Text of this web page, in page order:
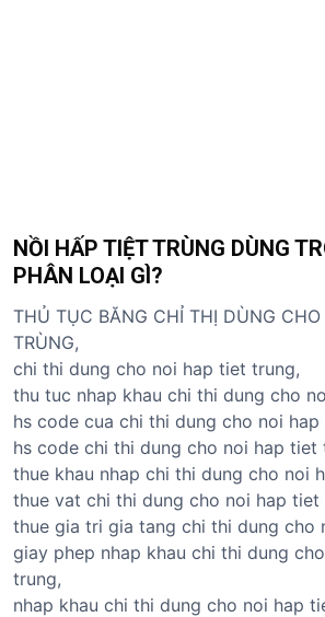
NỒI HẤP TIỆT TRÙNG DÙNG
PHÂN LOẠI GÌ?
THỦ TỤC BĂNG CHỈ THỊ DÙNG
TRÙNG,
chi thi dung cho noi hap tiet trung,
thu tuc nhap khau chi thi dung cho
hs code cua chi thi dung cho noi
hs code chi thi dung cho noi hap tiet
thue khau nhap chi thi dung cho noi
thue vat chi thi dung cho noi hap tiet
thue gia tri gia tang chi thi dung cho
giay phep nhap khau chi thi dung
trung,
nhap khau chi thi dung cho noi hap